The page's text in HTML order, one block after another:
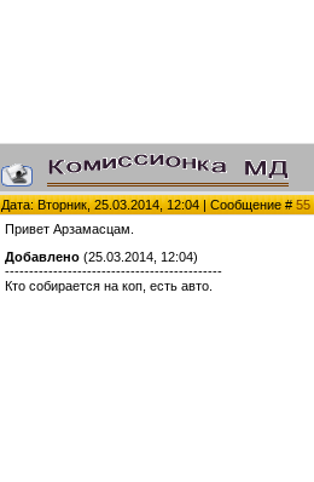
Дата: Вторник, 25.03.2014, 12:04 | Сообщение #55
Привет Арзамасцам.
Добавлено (25.03.2014, 12:04)
---------------------------------------------
Кто собирается на коп, есть авто.